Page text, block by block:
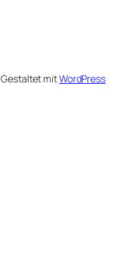
Gestaltet mitWordPress